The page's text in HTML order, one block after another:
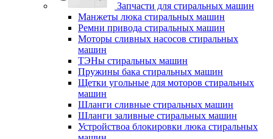
Запчасти для стиральных машин
Манжеты люка стиральных машин
Ремни привода стиральных машин
Моторы сливных насосов стиральных
машин
ТЭНы стиральных машин
Пружины бака стиральных машин
Щетки угольные для моторов стиральных
машин
Шланги сливные стиральных машин
Шланги заливные стиральных машин
Устройствоа блокировки люка стиральных